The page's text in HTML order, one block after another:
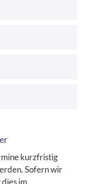
kurzfristig
Sofern wir
im